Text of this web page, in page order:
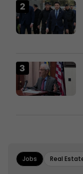
Jobs Real